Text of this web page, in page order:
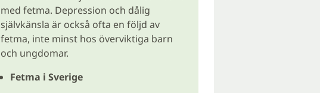
med fetma. Depression och dålig
självkänsla är också ofta en följd av
fetma, inte minst hos överviktiga barn
och ungdomar.
Fetma i Sverige